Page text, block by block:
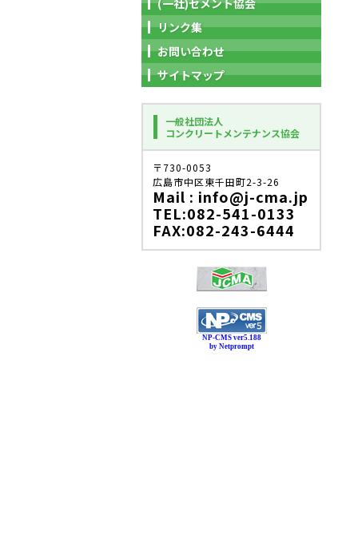
(一社)セメント協会
リンク集
お問い合わせ
サイトマップ
一般社団法人
コンクリートメンテナンス協会
〒730-0053
広島市中区東千田町2-3-26
Mail : info@j-cma.jp
TEL:082-541-0133
FAX:082-243-6444
NP-CMS ver5.188
by Netprompt